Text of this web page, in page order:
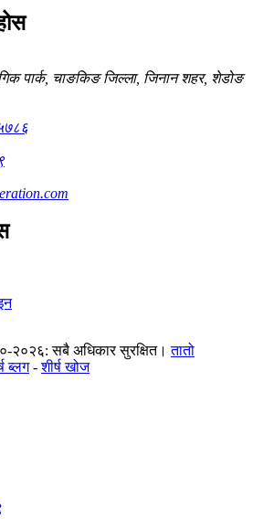
पार्क, चाङकिङ जिल्ला, जिनान शहर, शेडोङ
२०२६: सबै अधिकार सुरक्षित। तातो
ब्लग-शीर्ष खोज